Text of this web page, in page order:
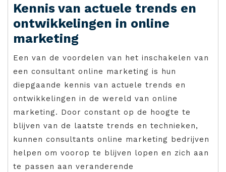
Kennis van actuele trends en
ontwikkelingen in online
marketing
Een van de voordelen van het inschakelen van
een consultant online marketing is hun
diepgaande kennis van actuele trends en
ontwikkelingen in de wereld van online
marketing. Door constant op de hoogte te
blijven van de laatste trends en technieken,
kunnen consultants online marketing bedrijven
helpen om voorop te blijven lopen en zich aan
te passen aan veranderende